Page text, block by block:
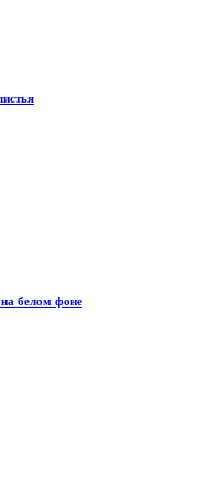
белом фоне